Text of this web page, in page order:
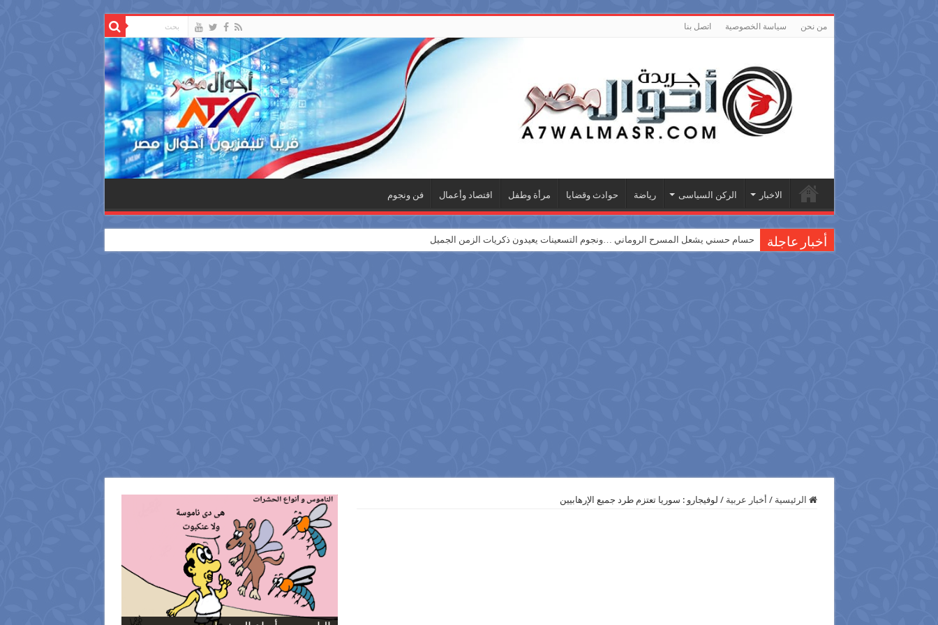
من نحن سياسة الخصوصية اتصل بنا
الاخبار الركن السياسى رياضة حوادث وقضايا مرأة وطفل اقتصاد وأعمال فن ونجوم
أخبار عاجلة حسام حسني يشعل المسرح الروماني …ونجوم التسعينات يعيدون ذكريات الزمن الجميل
الرئيسية / أخبار عربية / لوفيجارو : سوريا تعتزم طرد جميع الإرهابيين